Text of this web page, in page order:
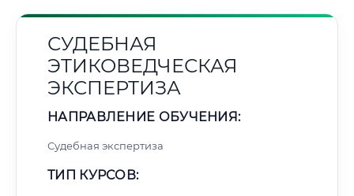
СУДЕБНАЯ
ЭТИКОВЕДЧЕСКАЯ
ЭКСПЕРТИЗА
НАПРАВЛЕНИЕ ОБУЧЕНИЯ:
Судебная экспертиза
ТИП КУРСОВ: